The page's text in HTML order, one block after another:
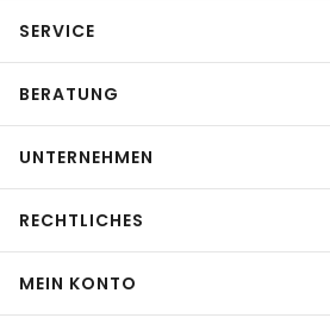
SERVICE
BERATUNG
UNTERNEHMEN
RECHTLICHES
MEIN KONTO